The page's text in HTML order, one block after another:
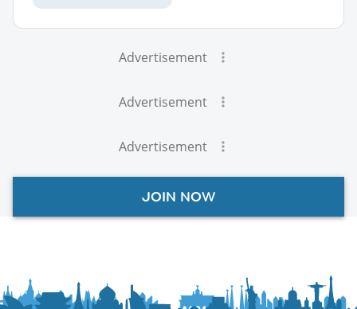
Advertisement
Advertisement
Advertisement
JOIN NOW